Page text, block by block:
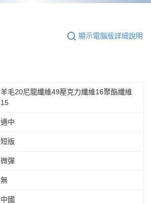
顯示電腦版詳細說明
羊毛20尼龍纖維49壓克力纖維16聚酯纖維
15
適中
短版
微彈
無
中國